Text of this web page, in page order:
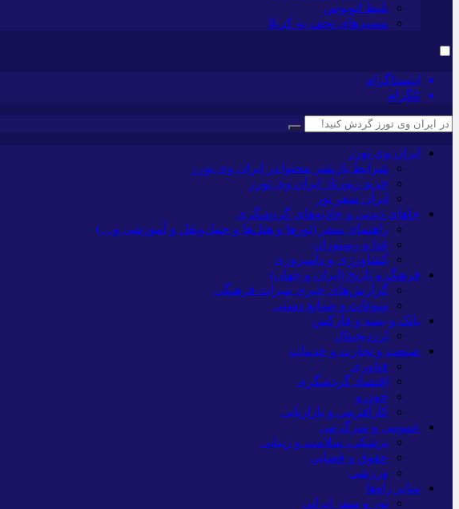
بلیط اتوبوس
مسیرهای نجف به کربلا
اینستاگرام
تلگرام
ایران وی تورز
شرایط بازنشر محتوا در ایران وی تورز
خرید رپورتاژ ایران وی تورز
ایران سفر تور
جاهای دیدنی و جاذبه‌های گردشگری
راهنمای سفر (تورها و هتل‌ها و حمل‌و‌نقل و آموزشی و…)
غذا و رستوران
کشاورزی و دامپروری
فرهنگ و تاریخ (ایران و جهان)
گزارش‌های خبری میراث فرهنگی
سوغات و صنایع دستی
بانک و بیمه و فارکس
ارزدیجیتال
صنعت و تجارت و خدمات
فناوری
اقتصاد گردشگری
خودرو
کارآفرینی و بازاریابی
عمومی و سرگرمی
پزشکی، سلامت و زیبایی
حقوق و قضایی
ورزشی
سایر راه‌ها
تور و سفر ایرانی